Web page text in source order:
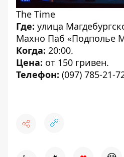
The Time
Где: улица
Махно Паб «Подполье
Когда: 20:00.
Цена: от 150 гривен.
Телефон: (097) 785-21-